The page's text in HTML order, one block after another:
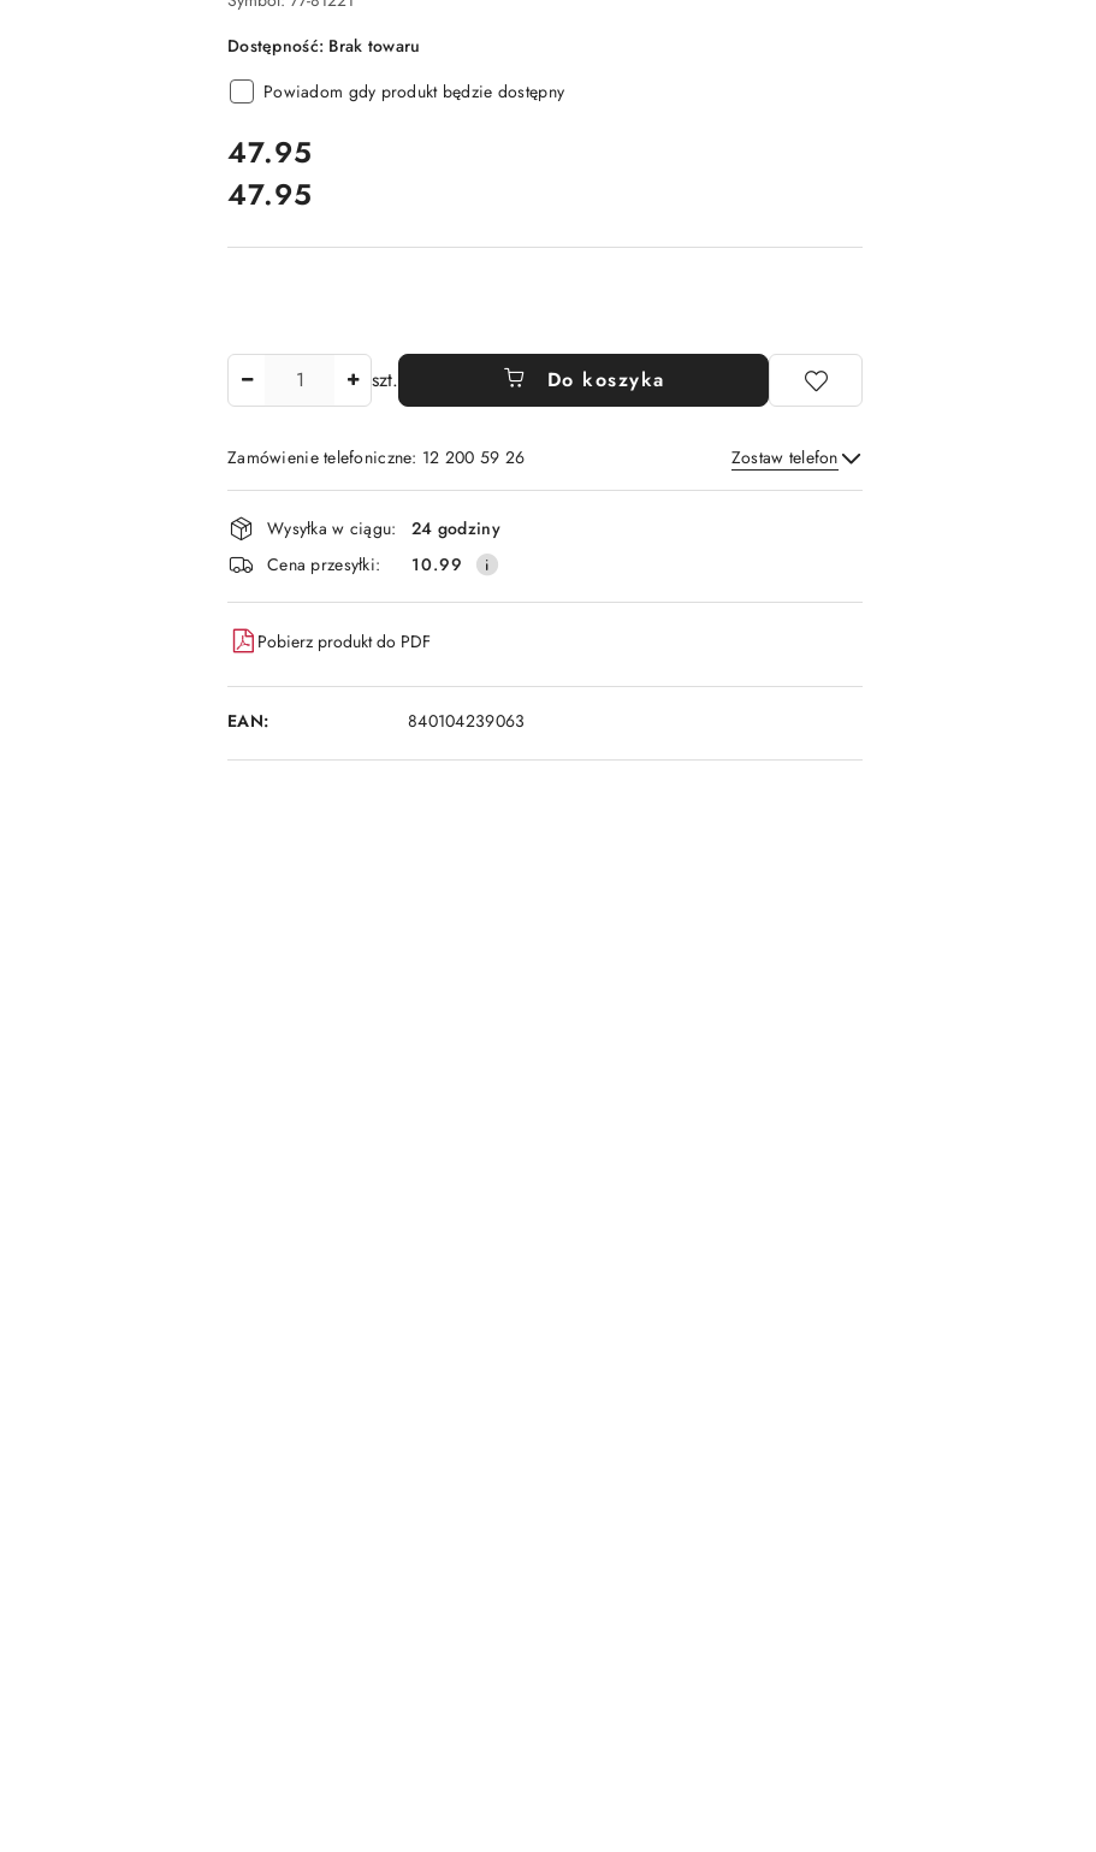
Dostępność: Brak towaru
Powiadom gdy produkt będzie dostępny
cena:
47.95
Cena:
47.95
szt. Do koszyka
Zamówienie telefoniczne: 12 200 59 26 Zostaw telefon
Wyślij
Dostępność
i
dostawa
Wysyłka w ciągu:
24 godziny
Cena przesyłki:
10.99
Pobierz produkt do PDF
EAN: 840104239063